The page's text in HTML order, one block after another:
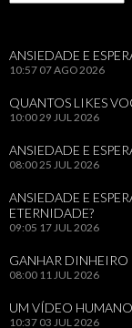
ANSIEDADE E
10:57 07 AGO 2026
QUANTOS LIKES
10:00 29 JUL 2026
ANSIEDADE E
08:00 25 JUL 2026
ANSIEDADE E
ETERNIDADE?
09:05 17 JUL 2026
GANHAR DINHEIRO
08:00 11 JUL 2026
UM VÍDEO
10:37 03 JUL 2026